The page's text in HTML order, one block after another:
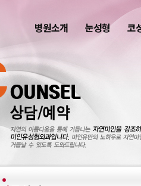
병원소개 눈성형 코